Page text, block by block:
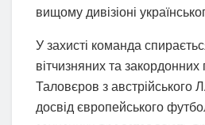
вищому дивізіоні
У захисті команда
вітчизняних та
Таловєров з австрійського
досвід європейського